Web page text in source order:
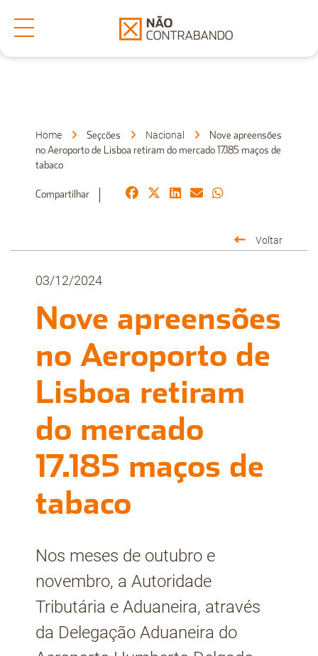
Denuncia
Home Seçcões Nacional
Nove apreensões
no Aeroporto de Lisboa retiram do mercado 17.185 maços de
tabaco
Compartilhar
Voltar
03/12/2024
Nove apreensões
no Aeroporto de
Lisboa retiram
do mercado
17.185 maços de
tabaco
Nos meses de outubro e
novembro, a Autoridade
Tributária e Aduaneira, através
da Delegação Aduaneira do